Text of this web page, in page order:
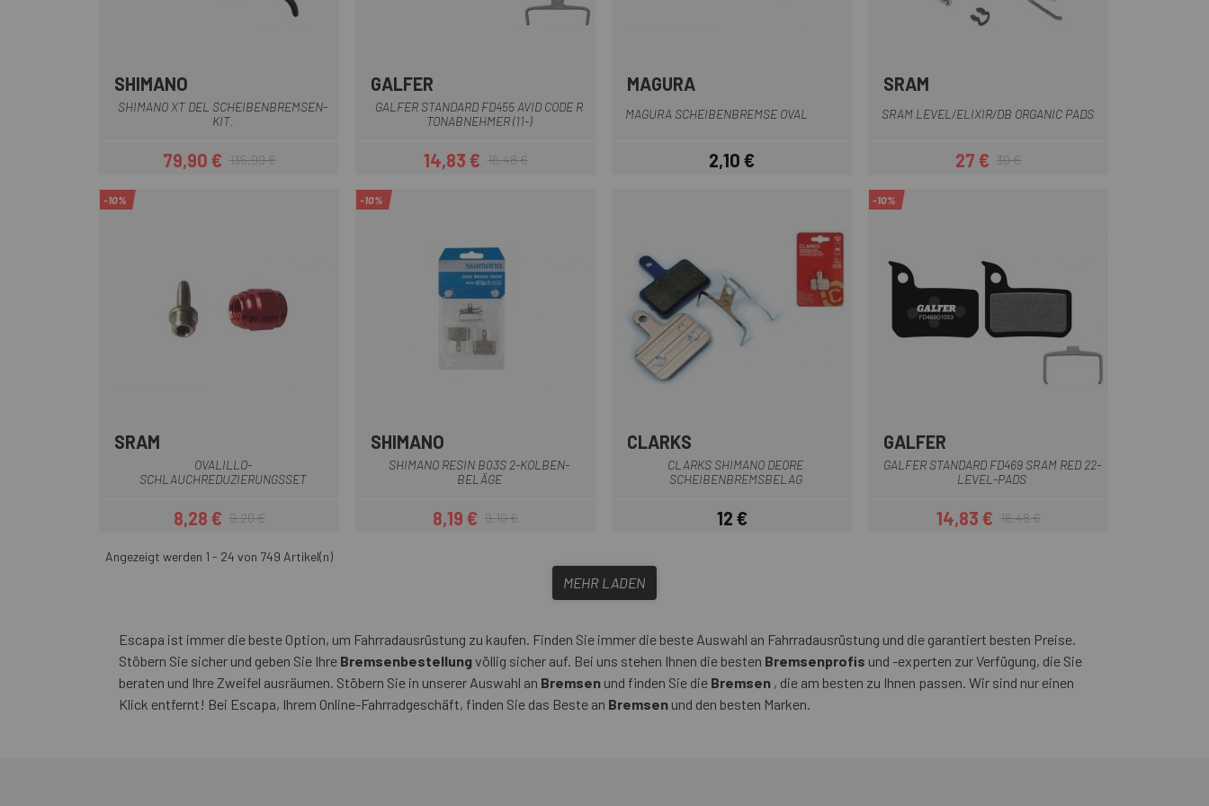
SHIMANO
SHIMANO XT DEL SCHEIBENBREMSEN-
KIT.
Preis
79,90 €Regulärer Preis
135,99 €
GALFER
GALFER STANDARD FD455 AVID CODE R
TONABNEHMER (11-)
Preis
14,83 €Regulärer Preis
16,48 €
MAGURA
MAGURA SCHEIBENBREMSE OVAL
Preis
2,10 €
SRAM
SRAM LEVEL/ELIXIR/DB ORGANIC PADS
Preis
27 €Regulärer Preis
30 €
-10%
SRAM
OVALILLO-
SCHLAUCHREDUZIERUNGSSET
Preis
8,28 €Regulärer Preis
9,20 €
-10%
SHIMANO
SHIMANO RESIN B03S 2-KOLBEN-
BELÄGE
Preis
8,19 €Regulärer Preis
9,10 €
CLARKS
CLARKS SHIMANO DEORE
SCHEIBENBREMSBELAG
Preis
12 €
-10%
GALFER
GALFER STANDARD FD469 SRAM RED 22-
LEVEL-PADS
Preis
14,83 €Regulärer Preis
16,48 €
Angezeigt werden 1 - 24 von 749 Artikel(n)
MEHR LADEN
Escapa ist immer die beste Option, um Fahrradausrüstung zu kaufen. Finden Sie immer die beste Auswahl an Fahrradausrüstung und die garantiert besten Preise.
Stöbern Sie sicher und geben Sie Ihre Bremsenbestellungvöllig sicher auf. Bei uns stehen Ihnen die besten Bremsenprofis und -experten zur Verfügung, die Sie
beraten und Ihre Zweifel ausräumen. Stöbern Sie in unserer Auswahl an Bremsen und finden Sie die Bremsen , die am besten zu Ihnen passen. Wir sind nur einen
Klick entfernt! Bei Escapa, Ihrem Online-Fahrradgeschäft, finden Sie das Beste an Bremsen und den besten Marken.